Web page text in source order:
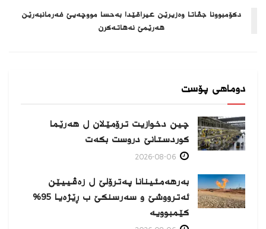
دكۆمبوونا جڤاتا وه‌زیرێن عیراقێدا به‌حسا مووچه‌یێ فه‌رمانبه‌رێن
هه‌رێمێ نه‌هاته‌كرن
دوماهی پۆست
چین دخوازیت ترۆمێلان ل هەرێما
كوردستانێ دروست بكەت
بەرهەمئینانا په‌ترۆلێ ل زه‌ڤییێن
ئەترووشێ و سەرسنكێ ب ڕێژەیا 95%
كێمبوویە